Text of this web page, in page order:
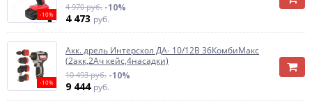
-10%
4 970 руб. -10%
4 473 руб.
-10%
Акк. дрель Интерскол ДА- 10/12В 36КомбиМакс
(2акк,2Ач кейс,4насадки)
10 493 руб. -10%
9 444 руб.